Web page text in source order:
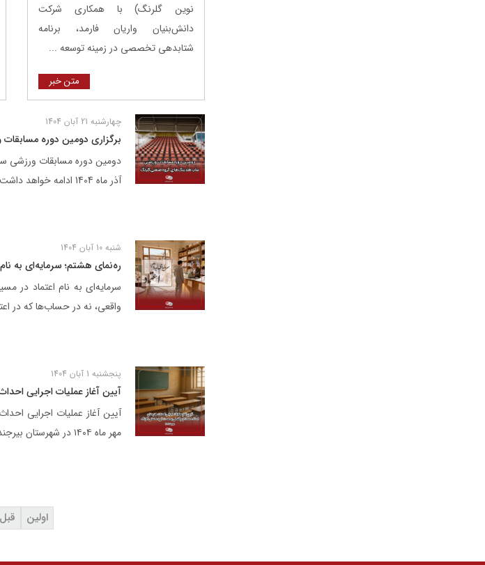
نوین گلرنگ) با همکاری شرکت
دانش‌بنیان واریان فارمد، برنامه
شتابدهی تخصصی در زمینه توسعه ...
متن خبر
چهارشنبه 21 آبان 1404
برگزاری دومین دوره
آذر ماه 1404 ادامه خواهد داشت. به گزارش ...
شنبه 10 آبان 1404
ره‌نمای هشتم؛ سرمایه‌ای به نام
سرمایه‌ای به نام اعتماد در
واقعی، نه در حساب‌ها که در
پنجشنبه 1 آبان 1404
آیین آغاز عملیات اجرایی
مهر ماه ۱۴۰۴ در شهرستان بیرجند مرکز استان خراسان جنوبی برگزار ...
اولین قبل
شرکت ها
برند ها